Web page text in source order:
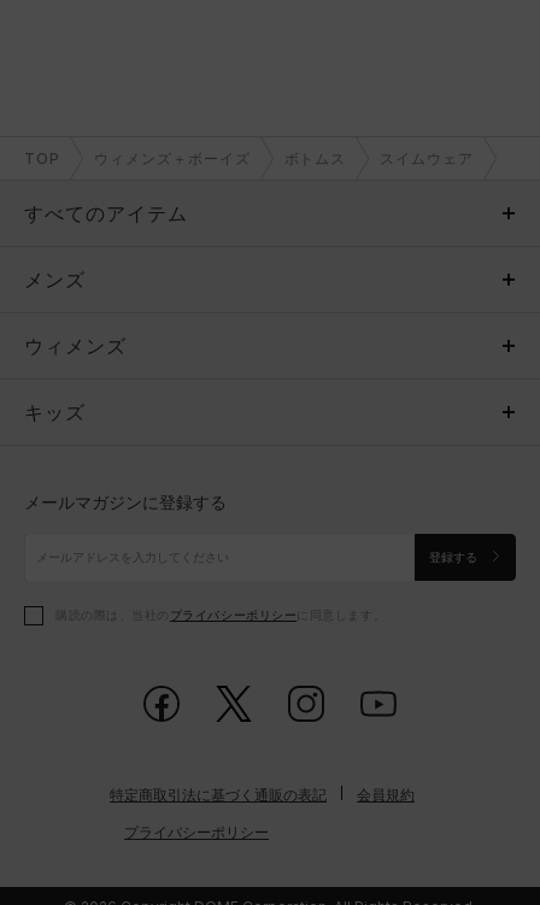
TOP ウィメンズ＋ボーイズ ボトムス スイムウェア
すべてのアイテム
メンズ
ウィメンズ
キッズ
アクセサリー
メンズ
トップス
ボトムス
アクセサリー
ウィメンズ
トップス
シューズ
アクセサリー
キッズ
シューズ
メールマガジンに登録する
登録する
購読の際は、当社の プライバシーポリシー に同意します。
特定商取引法に基づく通販の表記 会員規約
プライバシーポリシー